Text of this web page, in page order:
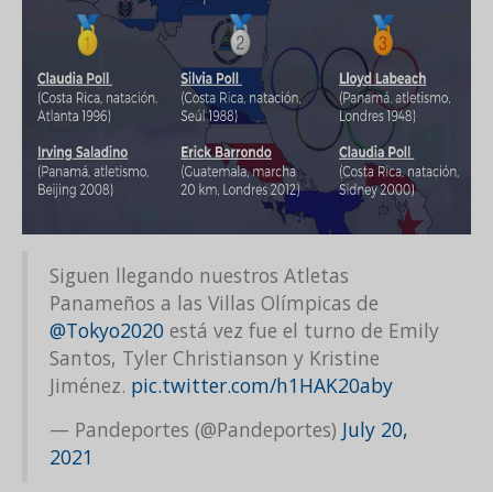
Siguen llegando nuestros Atletas
Panameños a las Villas Olímpicas de
@Tokyo2020 está vez fue el turno de Emily
Santos, Tyler Christianson y Kristine
Jiménez. pic.twitter.com/h1HAK20aby
— Pandeportes (@Pandeportes) July 20,
2021